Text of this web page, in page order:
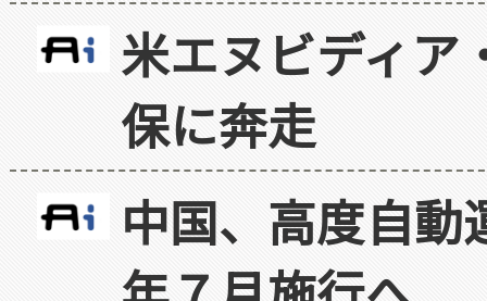
米エヌビディア
保に奔走
中国、高度自